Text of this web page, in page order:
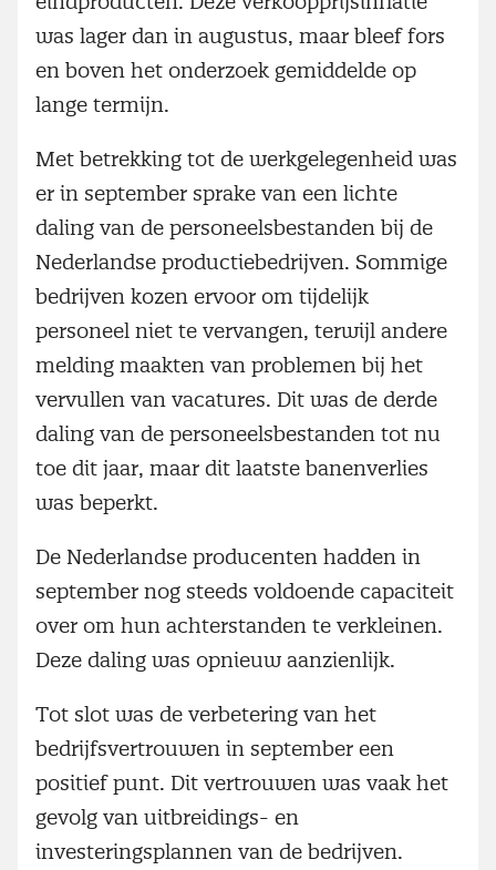
was lager dan in augustus, maar bleef fors
en boven het onderzoek gemiddelde op
lange termijn.
Met betrekking tot de werkgelegenheid was
er in september sprake van een lichte
daling van de personeelsbestanden bij de
Nederlandse productiebedrijven. Sommige
bedrijven kozen ervoor om tijdelijk
personeel niet te vervangen, terwijl andere
melding maakten van problemen bij het
vervullen van vacatures. Dit was de derde
daling van de personeelsbestanden tot nu
toe dit jaar, maar dit laatste banenverlies
was beperkt.
De Nederlandse producenten hadden in
september nog steeds voldoende capaciteit
over om hun achterstanden te verkleinen.
Deze daling was opnieuw aanzienlijk.
Tot slot was de verbetering van het
bedrijfsvertrouwen in september een
positief punt. Dit vertrouwen was vaak het
gevolg van uitbreidings- en
investeringsplannen van de bedrijven.